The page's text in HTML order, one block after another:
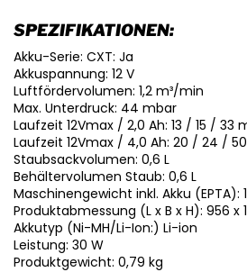
SPEZIFIKATIONEN:
Akku-Serie: CXT: Ja
Akkuspannung: 12 V
Luftfördervolumen: 1,2 m³/min
Max. Unterdruck: 44 mbar
Laufzeit 12Vmax / 2,0 Ah: 13 / 15 / 33
Laufzeit 12Vmax / 4,0 Ah: 20 / 24 /
Staubsackvolumen: 0,6 L
Behältervolumen Staub: 0,6 L
Maschinengewicht inkl. Akku (EPTA):
Produktabmessung (L x B x H): 956 x
Akkutyp (Ni-MH/Li-Ion:) Li-ion
Leistung: 30 W
Produktgewicht: 0,79 kg